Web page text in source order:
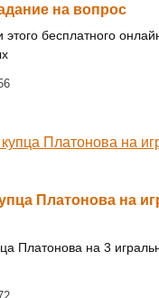
на вопрос
бесплатного
Платонова на
Платонова на 3